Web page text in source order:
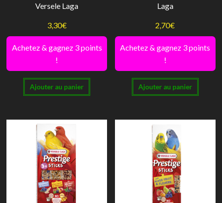
Versele Laga
3,30€
Achetez & gagnez 3 points
!
Ajouter au panier
Laga
2,70€
Achetez & gagnez 3 points
!
Ajouter au panier